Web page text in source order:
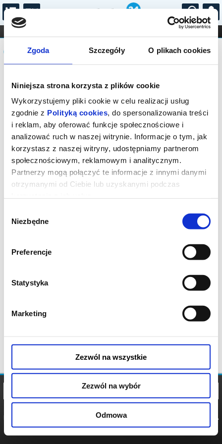
Zgoda Szczegóły O plikach cookies
Niniejsza strona korzysta z plików cookie
Wykorzystujemy pliki cookie w celu realizacji usług
zgodnie z Polityką cookies, do spersonalizowania treści
i reklam, aby oferować funkcje społecznościowe i
analizować ruch w naszej witrynie. Informacje o tym, jak
korzystasz z naszej witryny, udostępniamy partnerom
społecznościowym, reklamowym i analitycznym.
Partnerzy mogą połączyć te informacje z innymi danymi
otrzymanymi od Ciebie lub uzyskanymi podczas
zgody
Niezbędne
Preferencje
Statystyka
Marketing
Zezwól na wszystkie
Zezwól na wybór
Odmowa
...
FILHARMONIA OPERA I BALET
STAND-UP
DLA DZIECI
Komunikat
Sprzedaż biletów on-line na wydarzenie
została zakończona.
POLITYKA
POLITYKA